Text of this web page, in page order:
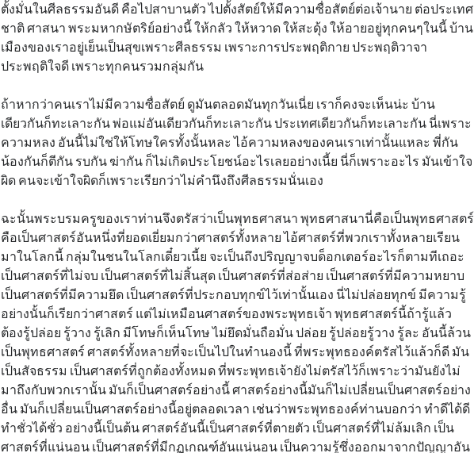
ตั้งมั่นในศีลธรรมอันดี คือไปสาบานตัว ไปตั้งสัตย์ให้มีความซื่อสัตย์ต่อเจ้านาย ต่อประเทศ
ชาติ ศาสนา พระมหากษัตริย์อย่างนี้ ให้กลัว ให้หวาด ให้สะดุ้ง ให้อายอยู่ทุกคนๆในนี้ บ้าน
เมืองของเราอยู่เย็นเป็นสุขเพราะศีลธรรม เพราะการประพฤติกาย ประพฤติวาจา
ประพฤติใจดี เพราะทุกคนรวมกลุ่มกัน
ถ้าหากว่าคนเราไม่มีความซื่อสัตย์ ดูมันตลอดมันทุกวันเนี่ย เราก็คงจะเห็นน่ะ บ้าน
เดียวกันก็ทะเลาะกัน พ่อแม่อันเดียวกันก็ทะเลาะกัน ประเทศเดียวกันก็ทะเลาะกัน นี่เพราะ
ความหลง อันนี้ไม่ใช่ให้โทษใครทั้งนั้นหละ ไอ้ความหลงของคนเราเท่านั้นแหละ พี่กัน
น้องกันก็ตีกัน รบกัน ฆ่ากัน ก็ไม่เกิดประโยชน์อะไรเลยอย่างเนี้ย นี่ก็เพราะอะไร มันเข้าใจ
ผิด คนจะเข้าใจผิดก็เพราะเรียกว่าไม่คำนึงถึงศีลธรรมนั่นเอง
ฉะนั้นพระบรมครูของเราท่านจึงตรัสว่าเป็นพุทธศาสนา พุทธศาสนานี่คือเป็นพุทธศาสตร์
คือเป็นศาสตร์อันหนึ่งที่ยอดเยี่ยมกว่าศาสตร์ทั้งหลาย ไอ้ศาสตร์ที่พวกเราทั้งหลายเรียน
มาในโลกนี้ กลุ่มในชนในโลกเดี๋ยวเนี้ย จะเป็นถึงปริญญาจบด็อกเตอร์อะไรก็ตามทีเถอะ
เป็นศาสตร์ที่ไม่จบ เป็นศาสตร์ที่ไม่สิ้นสุด เป็นศาสตร์ที่ส่อส่าย เป็นศาสตร์ที่มีความหยาบ
เป็นศาสตร์ที่มีความยึด เป็นศาสตร์ที่ประกอบทุกข์ไว้เท่านั้นเอง นี่ไม่ปล่อยทุกข์ มีความรู้
อย่างนั้นก็เรียกว่าศาสตร์ แต่ไม่เหมือนศาสตร์ของพระพุทธเจ้า พุทธศาสตร์นี้ถ้ารู้แล้ว
ต้องรู้ปล่อย รู้วาง รู้เลิก มีโทษก็เห็นโทษ ไม่ยึดมั่นถือมั่น ปล่อย รู้ปล่อยรู้วาง รู้ละ อันนี้ล้วน
เป็นพุทธศาสตร์ ศาสตร์ทั้งหลายที่จะเป็นไปในทำนองนี้ ที่พระพุทธองค์ตรัสไว้แล้วก็ดี มัน
เป็นสัจธรรม เป็นศาสตร์ที่ถูกต้องทั้งหมด ที่พระพุทธเจ้ายังไม่ตรัสไว้ก็เพราะว่ามันยังไม่
มาถึงกับพวกเรานั้น มันก็เป็นศาสตร์อย่างนี้ ศาสตร์อย่างนี้มันก็ไม่เปลี่ยนเป็นศาสตร์อย่าง
อื่น มันก็เปลี่ยนเป็นศาสตร์อย่างนี้อยู่ตลอดเวลา เช่นว่าพระพุทธองค์ท่านบอกว่า ทำดีได้ดี
ทำชั่วได้ชั่ว อย่างนี้เป็นต้น ศาสตร์อันนี้เป็นศาสตร์ที่ตายตัว เป็นศาสตร์ที่ไม่ล้มเลิก เป็น
ศาสตร์ที่แน่นอน เป็นศาสตร์ที่มีกฏเกณฑ์อันแน่นอน เป็นความรู้ซึ่งออกมาจากปัญญาอัน